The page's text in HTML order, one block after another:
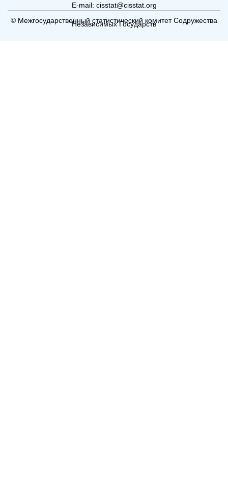
E-mail: cisstat@cisstat.org
© Межгосударственный статистический комитет Содружества
Независимых Государств